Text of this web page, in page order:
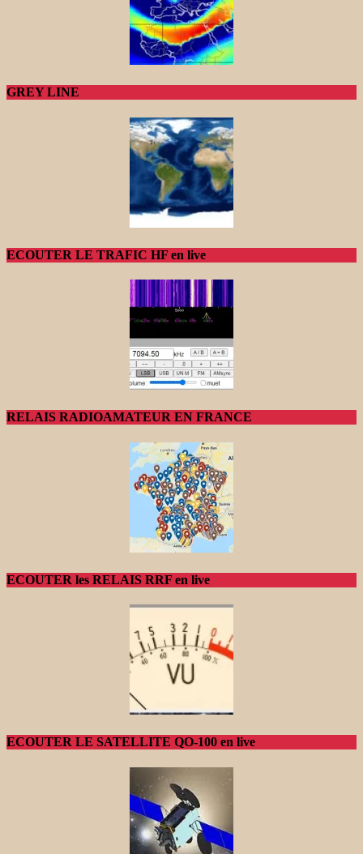
GREY LINE
ECOUTER LE TRAFIC HF en live
RELAIS RADIOAMATEUR EN FRANCE
ECOUTER les RELAIS RRF en live
ECOUTER LE SATELLITE QO-100 en live